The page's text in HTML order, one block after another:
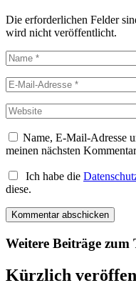
Die erforderlichen Felder
wird nicht veröffentlicht.
Name, E-Mail-Adresse
meinen nächsten
Ich habe die
diese.
Weitere Beiträge zum
Kürzlich